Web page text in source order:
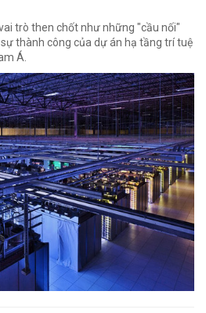
trò then chốt như những "cầu nối"
thành công của dự án hạ tầng trí tuệ
Á.